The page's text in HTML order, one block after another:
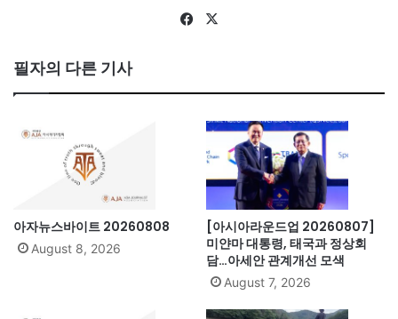
Fa
필자의 다른 기사
아자뉴스바이트 20260808
August 8, 2026
[아시아라운드업 20260807]
미얀마 대통령, 태국과 정상회
담…아세안 관계개선 모색
August 7, 2026